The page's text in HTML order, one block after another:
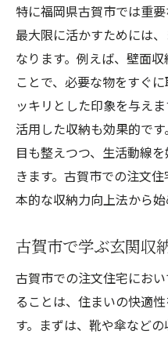
特に福岡県古賀市では重
最大限に活かすためには
なります。例えば、壁面
ことで、必要な物をすぐ
ッキリとした印象を与え
活用した収納も効果的で
目も整えつつ、生活動線
きます。古賀市での注文
本的な収納力向上法から始
古賀市で学ぶ玄関収
古賀市での注文住宅にお
ることは、住まいの快適
す。まずは、靴や傘など